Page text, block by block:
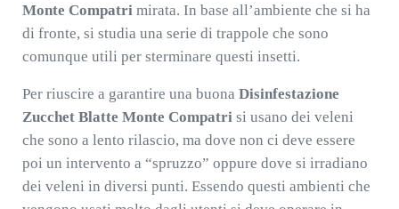
Monte Compatri mirata. In base all’ambiente che si ha
di fronte, si studia una serie di trappole che sono
comunque utili per sterminare questi insetti.
Per riuscire a garantire una buona Disinfestazione
Zucchet Blatte Monte Compatri si usano dei veleni
che sono a lento rilascio, ma dove non ci deve essere
poi un intervento a “spruzzo” oppure dove si irradiano
dei veleni in diversi punti. Essendo questi ambienti che